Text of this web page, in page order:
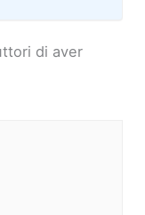
di aver